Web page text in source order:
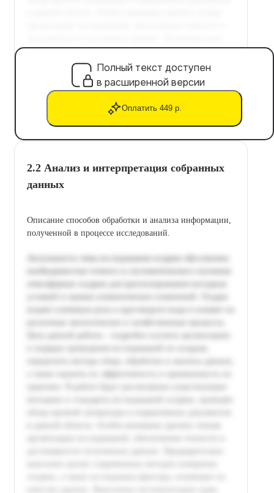
Полный текст доступен
в расширенной версии
Оплатить 449 р.
2.2 Анализ и интерпретация собранных
данных
Описание способов обработки и анализа информации,
полученной в процессе исследований.